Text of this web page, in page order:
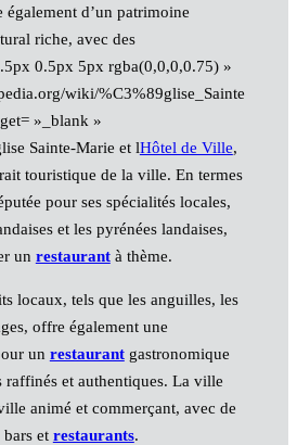
également d’un patrimoine
riche, avec des
0.5px 5px rgba(0,0,0,0.75) »
wiki/%C3%89glise_Sainte
»_blank »
Sainte-Marie et lHôtel de Ville,
touristique de la ville. En termes
pour ses spécialités locales,
et les pyrénées landaises,
un restaurantà thème.
locaux, tels que les anguilles, les
offre également une
un restaurantgastronomique
raffinés et authentiques. La ville
animé et commerçant, avec de
et restaurants.